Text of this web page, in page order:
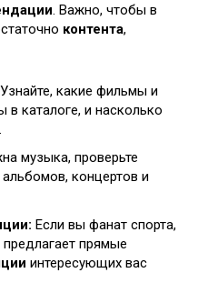
. Важно, чтобы в
контента,
Узнайте, какие фильмы и
в каталоге, и насколько
музыка, проверьте
концертов и
Если вы фанат спорта,
предлагает прямые
интересующих вас